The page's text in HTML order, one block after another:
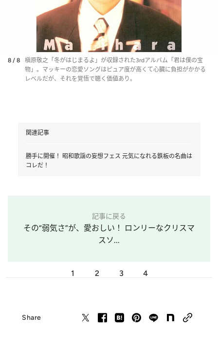
8 / 8
槇原敬之「冬がはじまるよ」が収録された3rdアルバム「君は僕の宝
物」。マッキーの恋愛ソングはピュア度が高くて心臓に負担がかかる
レベルだが、それを覚悟で聴く価値あり。
関連記事
勝手に開催！ 昭和歌謡の妄想フェス 元気になれる鉄板の名曲は
コレだ！
記事に戻る
その“弱気さ”が、愛おしい！ ロンリーなクリスマ
スソ...
1 2 3 4
Share